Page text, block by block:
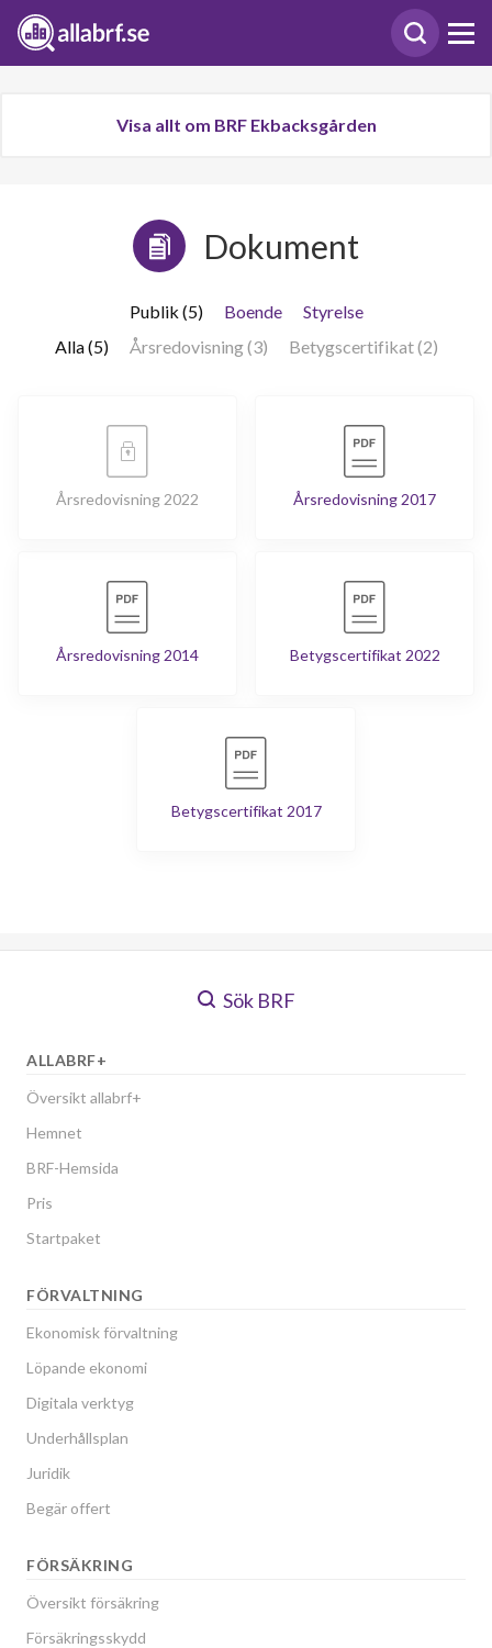
Visa allt om BRF Ekbacksgården
Dokument
Publik (5) Boende
Styrelse
Alla (5)
Årsredovisning (3) Betygscertifikat (2)
Årsredovisning 2022 Årsredovisning 2017
Årsredovisning 2014 Betygscertifikat 2022
Betygscertifikat 2017
Sök BRF
ALLABRF+
Översikt allabrf+
Hemnet
BRF-Hemsida
Pris
Startpaket
FÖRVALTNING
Ekonomisk förvaltning
Löpande ekonomi
Digitala verktyg
Underhållsplan
Juridik
Begär offert
FÖRSÄKRING
Översikt försäkring
Försäkringsskydd